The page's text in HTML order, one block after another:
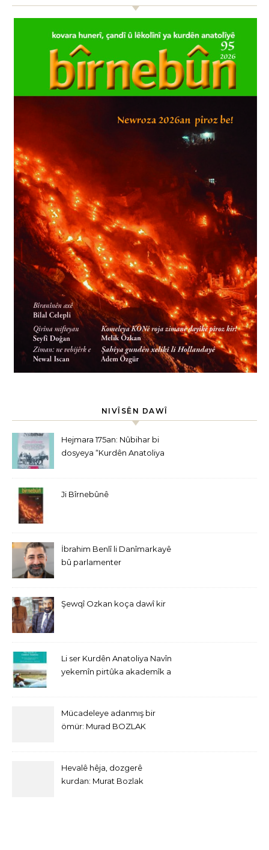
NIVÎSÊN DAWÎ
Hejmara 175an: Nûbihar bi
dosyeya “Kurdên Anatoliya
Ji Bîrnebûnê
İbrahim Benlî li Danîmarkayê
bû parlamenter
Şewqî Ozkan koça dawî kir
Li ser Kurdên Anatoliya Navîn
yekemîn pirtûka akademîk a
Mücadeleye adanmış bir
ömür: Murad BOZLAK
Hevalê hêja, dozgerê
kurdan: Murat Bozlak